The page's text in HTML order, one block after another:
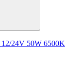
12/24V 50W 6500K